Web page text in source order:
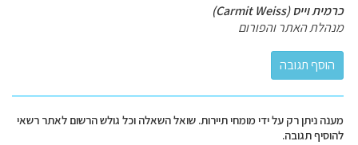
כרמית וייס (Carmit Weiss)
מנהלת האתר והפורום
מענה ניתן רק על ידי מומחי תיירות. שואל השאלה וכל גולש הרשום לאתר רשאי
להוסיף תגובה.